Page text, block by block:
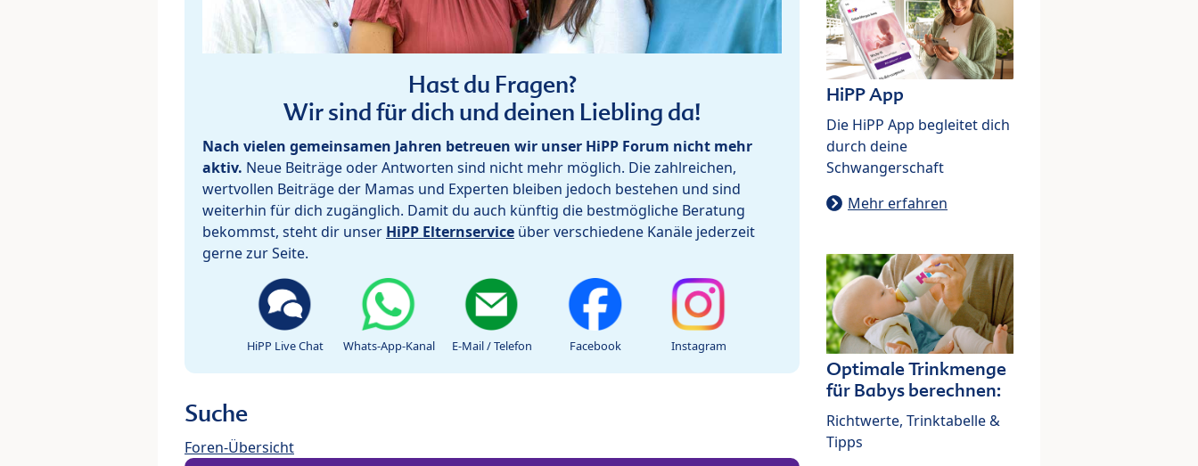
Hast du Fragen?
Wir sind für dich und deinen Liebling da!
Nach vielen gemeinsamen Jahren betreuen wir unser HiPP Forum nicht mehr
aktiv. Neue Beiträge oder Antworten sind nicht mehr möglich. Die zahlreichen,
wertvollen Beiträge der Mamas und Experten bleiben jedoch bestehen und sind
weiterhin für dich zugänglich. Damit du auch künftig die bestmögliche Beratung
bekommst, steht dir unser HiPP Elternservice über verschiedene Kanäle jederzeit
gerne zur Seite.
HiPP Live Chat Whats-App-Kanal E-Mail / Telefon Facebook Instagram
Suche
Foren-Übersicht
HiPP App
Die HiPP App begleitet dich
durch deine
Schwangerschaft
Mehr erfahren
Optimale Trinkmenge
für Babys berechnen:
Richtwerte, Trinktabelle &
Tipps